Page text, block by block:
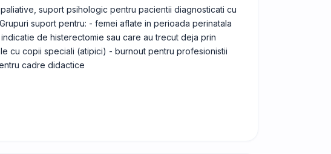
suport psihologic pentru pacientii diagnosticati cu
suport pentru: - femei aflate in perioada perinatala
de histerectomie sau care au trecut deja prin
cu copii speciali (atipici) - burnout pentru profesionistii
cadre didactice